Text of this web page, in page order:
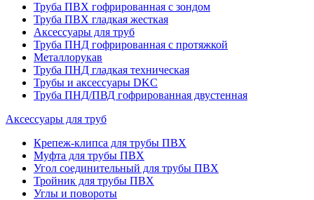
Труба ПВХ гофрированная с зондом
Труба ПВХ гладкая жесткая
Аксессуары для труб
Труба ПНД гофрированная с протяжкой
Металлорукав
Труба ПНД гладкая техническая
Трубы и аксессуары DKC
Труба ПНД/ПВД гофрированная двустенная
Аксессуары для труб
Крепеж-клипса для трубы ПВХ
Муфта для трубы ПВХ
Угол соединительный для трубы ПВХ
Тройник для трубы ПВХ
Углы и повороты